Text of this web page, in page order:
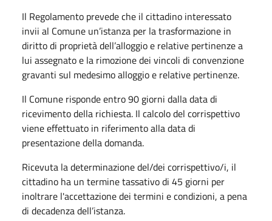
Il Regolamento prevede che il cittadino interessato
invii al Comune un’istanza per la trasformazione in
diritto di proprietà dell’alloggio e relative pertinenze a
lui assegnato e la rimozione dei vincoli di convenzione
gravanti sul medesimo alloggio e relative pertinenze.
Il Comune risponde entro 90 giorni dalla data di
ricevimento della richiesta. Il calcolo del corrispettivo
viene effettuato in riferimento alla data di
presentazione della domanda.
Ricevuta la determinazione del/dei corrispettivo/i, il
cittadino ha un termine tassativo di 45 giorni per
inoltrare l'accettazione dei termini e condizioni, a pena
di decadenza dell’istanza.